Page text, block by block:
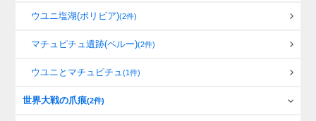
ウユニ塩湖(ボリビア)(2件)
マチュピチュ遺跡(ペルー)(2件)
ウユニとマチュピチュ(1件)
世界大戦の爪痕(2件)